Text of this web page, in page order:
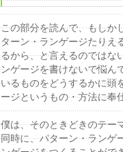
この部分を読んで、もしか
ターン・ランゲージたりえ
るから、と言えるのではな
ンゲージを書けないで悩ん
いるものをどうするかに頭
ージというもの・方法に奉
僕は、そのときどきのテー
同時に、パターン・ランゲ